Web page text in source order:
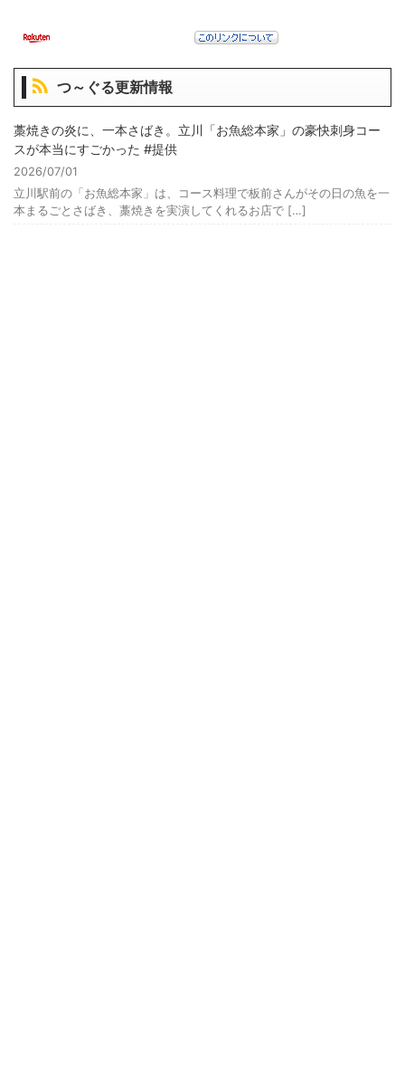
つ～ぐる更新情報
藁焼きの炎に、一本さばき。立川「お魚総本家」の豪快刺身コー
スが本当にすごかった #提供
2026/07/01
立川駅前の「お魚総本家」は、コース料理で板前さんがその日の魚を一
本まるごとさばき、藁焼きを実演してくれるお店で […]